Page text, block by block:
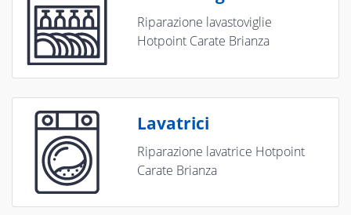
Riparazione lavastoviglie
Hotpoint Carate Brianza
Lavatrici
Riparazione lavatrice Hotpoint
Carate Brianza